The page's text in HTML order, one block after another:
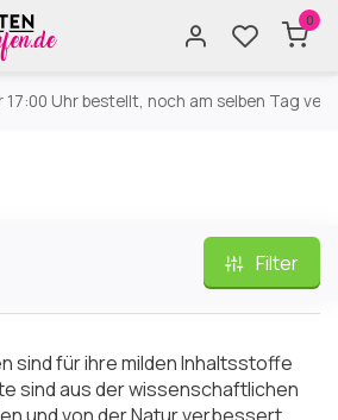
0
Uhr bestellt, noch am selben Tag
Filter
sind für ihre milden Inhaltsstoffe
sind aus der wissenschaftlichen